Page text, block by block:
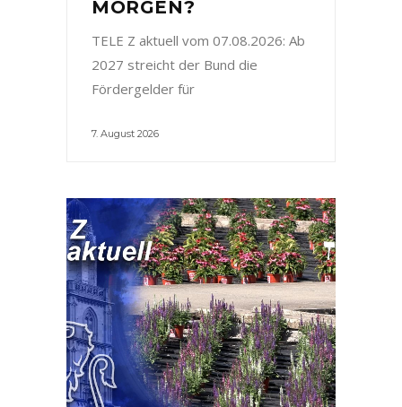
MORGEN?
TELE Z aktuell vom 07.08.2026: Ab
2027 streicht der Bund die
Fördergelder für
7. August 2026